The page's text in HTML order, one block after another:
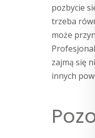
pozbycie
trzeba
może
zajmą się
innych